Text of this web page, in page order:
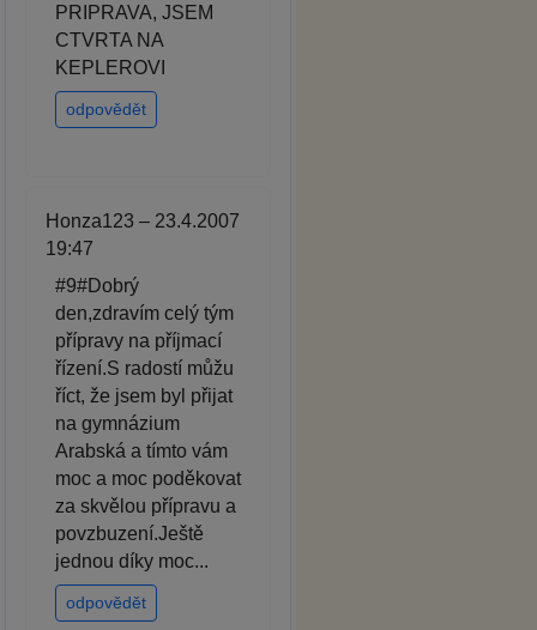
PRIPRAVA, JSEM
CTVRTA NA
KEPLEROVI
odpovědět
Honza123 – 23.4.2007
19:47
#9#Dobrý
den,zdravím celý tým
přípravy na příjmací
řízení.S radostí můžu
říct, že jsem byl přijat
na gymnázium
Arabská a tímto vám
moc a moc poděkovat
za skvělou přípravu a
povzbuzení.Ještě
jednou díky moc...
odpovědět